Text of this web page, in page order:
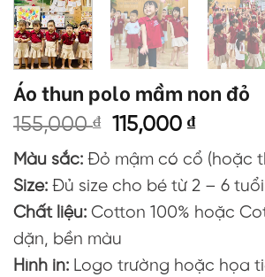
Áo thun polo mầm non đỏ
155,000₫
Giá
là:
155,000 ₫.
115,000₫Giá
hiện
tại
là:
Màu sắc: Đỏ mậm có cổ (hoặc
Size: Đủ size cho bé từ 2 – 6 tuổi
Chất liệu: Cotton 100% hoặc
dặn, bền màu
Hình in: Logo trường hoặc họa